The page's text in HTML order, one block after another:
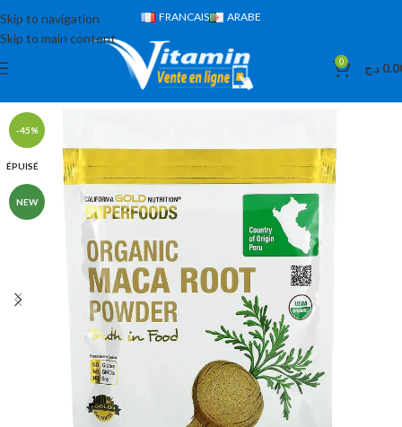
Skip to navigation
Skip to main content
FRANCAIS ARABE
0 د.ج
-45%
ÉPUISÉ
NEW